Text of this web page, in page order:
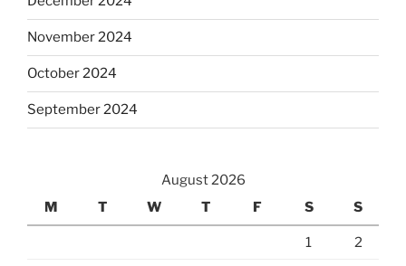
November 2024
October 2024
September 2024
August 2026
M
T W T F S S
1 2